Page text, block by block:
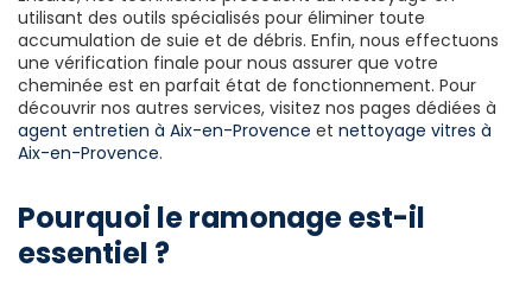
utilisant des outils spécialisés pour éliminer toute
accumulation de suie et de débris. Enfin, nous effectuons
une vérification finale pour nous assurer que votre
cheminée est en parfait état de fonctionnement. Pour
découvrir nos autres services, visitez nos pages dédiées à
agent entretien à Aix-en-Provence et nettoyage vitres à
Aix-en-Provence.
Pourquoi le ramonage est-il
essentiel ?